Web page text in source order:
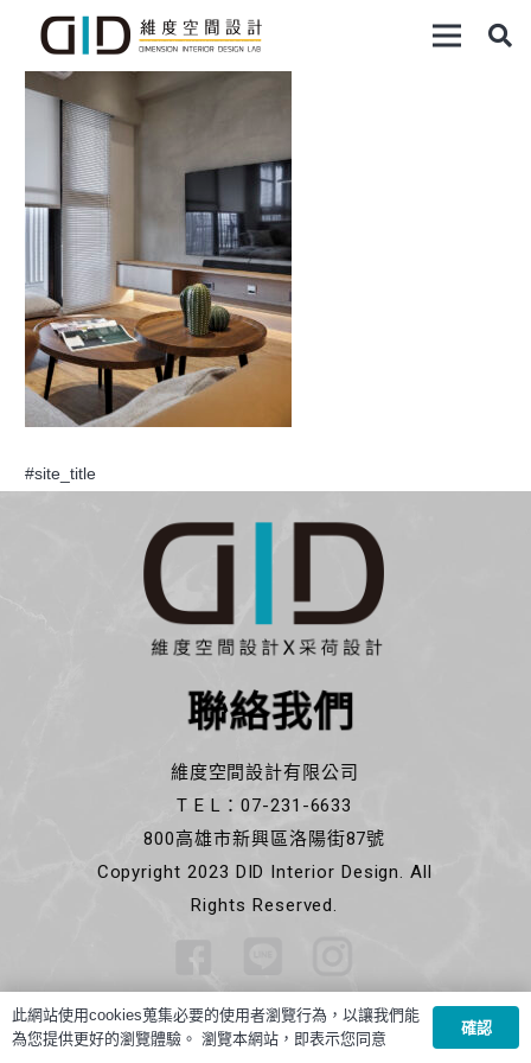
#site_title
聯絡我們
維度空間設計有限公司
T E L：07-231-6633
800高雄市新興區洛陽街87號
Copyright 2023 DID Interior Design. All
Rights Reserved.
此網站使用cookies蒐集必要的使用者瀏覽行為，以讓我們能
為您提供更好的瀏覽體驗。 瀏覽本網站，即表示您同意
確認